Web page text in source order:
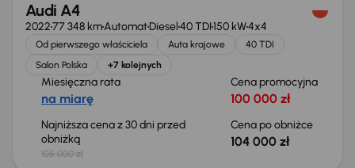
Audi A4
202277 348 kmAutomatDiesel40 TDI150 kW4x4
Od pierwszego właściciela Auta krajowe
40 TDI
Salon Polska
+7 kolejnych
Miesięczna rata
na miarę
Cena promocyjna
100 000 zł
Najniższa cena z 30 dni przed
obniżką
105 000 zł
Cena po obniżce
104 000 zł
Taniej o 1 000 zł